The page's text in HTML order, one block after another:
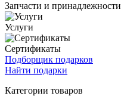
Запчасти и принадлежности
Услуги
Сертификаты
Подборщик подарков
Найти подарки
Категории товаров